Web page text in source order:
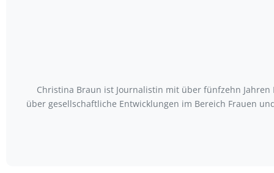
Christina Braun ist Journalistin mit über fünfzehn
über gesellschaftliche Entwicklungen im Bereich Frauen